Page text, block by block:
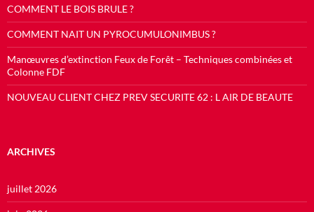
COMMENT LE BOIS BRULE ?
COMMENT NAIT UN PYROCUMULONIMBUS ?
Manœuvres d’extinction Feux de Forêt – Techniques combinées et
Colonne FDF
NOUVEAU CLIENT CHEZ PREV SECURITE 62 : L AIR DE BEAUTE
ARCHIVES
juillet 2026